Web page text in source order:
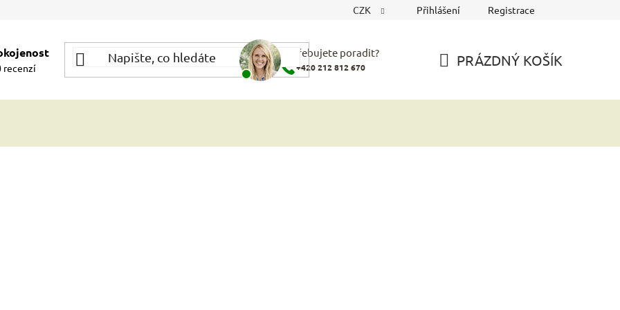
CZK Přihlášení Registrace
recenzí
Potřebujete poradit?
+420 212 812 670 PRÁZDNÝ KOŠÍK